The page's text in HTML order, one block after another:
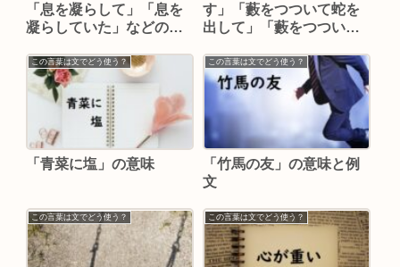
「息を凝らして」「息を
凝らしていた」などの例
す」「藪をつついて蛇を
出して」「藪をつついて
文
この言葉は文でどう使う？
「青菜に塩」の意味
この言葉は文でどう使う？
「竹馬の友」の意味と例
文
この言葉は文でどう使う？ この言葉は文でどう使う？